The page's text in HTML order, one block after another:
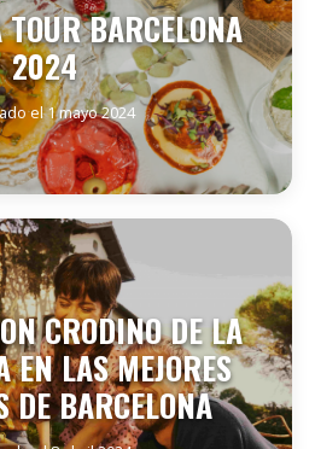
BARCELONA
2024
el 1 mayo 2024
LEYENDO
CRODINO DE LA
EN LAS MEJORES
DE BARCELONA